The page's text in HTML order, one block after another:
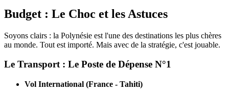
Budget : Le Choc et les Astuces
Soyons clairs : la Polynésie est l'une des destinations les plus chères
au monde. Tout est importé. Mais avec de la stratégie, c'est jouable.
Le Transport : Le Poste de Dépense N°1
Vol International (France - Tahiti)